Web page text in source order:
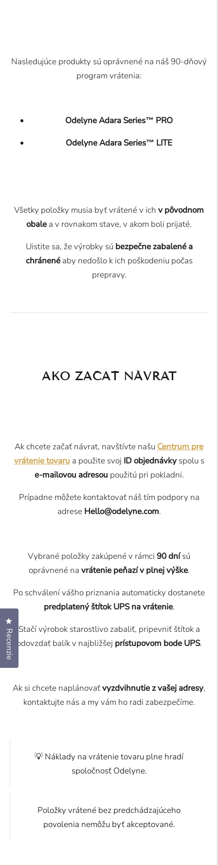
Nasledujúce produkty sú oprávnené na náš 90-dňový
program vrátenia:
Odelyne Adara Series™ PRO
Odelyne Adara Series™ LITE
Všetky položky musia byť vrátené v ich v pôvodnom
obale a v rovnakom stave, v akom boli prijaté.
Uistite sa, že výrobky sú bezpečne zabalené a
chránenéaby nedošlo k ich poškodeniu počas
prepravy.
AKO ZAČAŤ NÁVRAT
Ak chcete začať návrat, navštívte našu Centrum pre
vrátenie tovaru a použite svoj ID objednávkyspolu s
e-mailovou adresou použitú pri pokladni.
Prípadne môžete kontaktovať náš tím podpory na
adrese Hello@odelyne.com.
Vybrané položky zakúpené v rámci 90 dnísú
oprávnené na vrátenie peňazí v plnej výške.
Po schválení vášho priznania automaticky dostanete
predplatený štítok UPS na vrátenie.
Stačí výrobok starostlivo zabaliť, pripevniť štítok a
odovzdať balík v najbližšej prístupovom bode UPS.
Ak si chcete naplánovaťvyzdvihnutie z vašej adresy,
kontaktujte nás a my vám ho radi zabezpečíme.
💡 Náklady na vrátenie tovaru plne hradí
spoločnosť Odelyne.
Položky vrátené bez predchádzajúceho
povolenia nemôžu byť akceptované.
Recenzie
Kliknutím otvoríte dialóg s recenziami